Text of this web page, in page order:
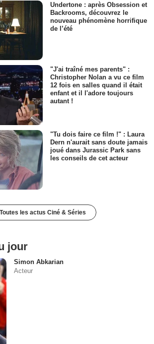
Undertone : après Obsession et
Backrooms, découvrez le
nouveau phénomène horrifique
de l’été
"J'ai traîné mes parents" :
Christopher Nolan a vu ce film
12 fois en salles quand il était
enfant et il l'adore toujours
autant !
"Tu dois faire ce film !" : Laura
Dern n'aurait sans doute jamais
joué dans Jurassic Park sans
les conseils de cet acteur
Toutes les actus Ciné & Séries
jour
Simon Abkarian
Acteur